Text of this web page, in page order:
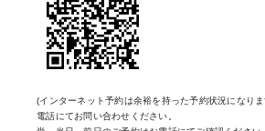
(インターネット予約は余裕を持った予約状況になり
電話にてお問い合わせください。